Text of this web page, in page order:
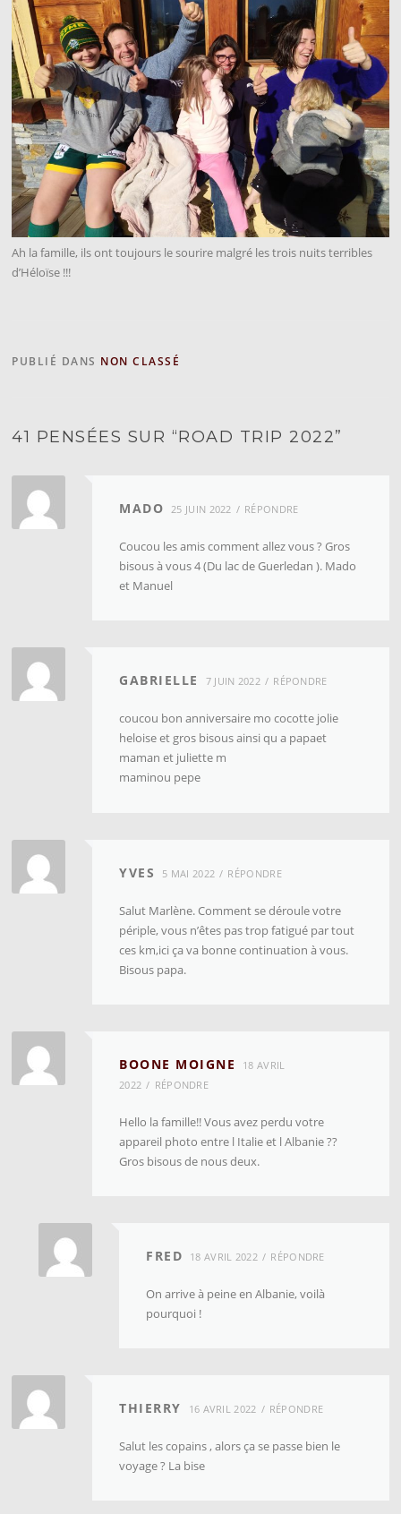
Ah la famille, ils ont toujours le sourire malgré les trois nuits terribles
d’Héloïse !!!
PUBLIÉ DANS NON CLASSÉ
41 PENSÉES SUR “ROAD TRIP 2022”
MADO 25 JUIN 2022 RÉPONDRE
Coucou les amis comment allez vous ? Gros
bisous à vous 4 (Du lac de Guerledan ). Mado
et Manuel
GABRIELLE 7 JUIN 2022 RÉPONDRE
coucou bon anniversaire mo cocotte jolie
heloise et gros bisous ainsi qu a papaet
maman et juliette m
maminou pepe
YVES 5 MAI 2022 RÉPONDRE
Salut Marlène. Comment se déroule votre
périple, vous n’êtes pas trop fatigué par tout
ces km,ici ça va bonne continuation à vous.
Bisous papa.
BOONE MOIGNE
18 AVRIL
2022
RÉPONDRE
Hello la famille!! Vous avez perdu votre
appareil photo entre l Italie et l Albanie ??
Gros bisous de nous deux.
FRED 18 AVRIL 2022 RÉPONDRE
On arrive à peine en Albanie, voilà
pourquoi !
THIERRY 16 AVRIL 2022 RÉPONDRE
Salut les copains , alors ça se passe bien le
voyage ? La bise